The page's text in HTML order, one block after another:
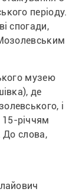
періоду.
спогади,
музею
де
і
річчям
До слова,